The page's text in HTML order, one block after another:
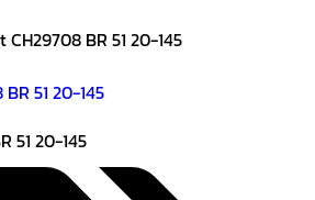
BR 51 20-145
51 20-145